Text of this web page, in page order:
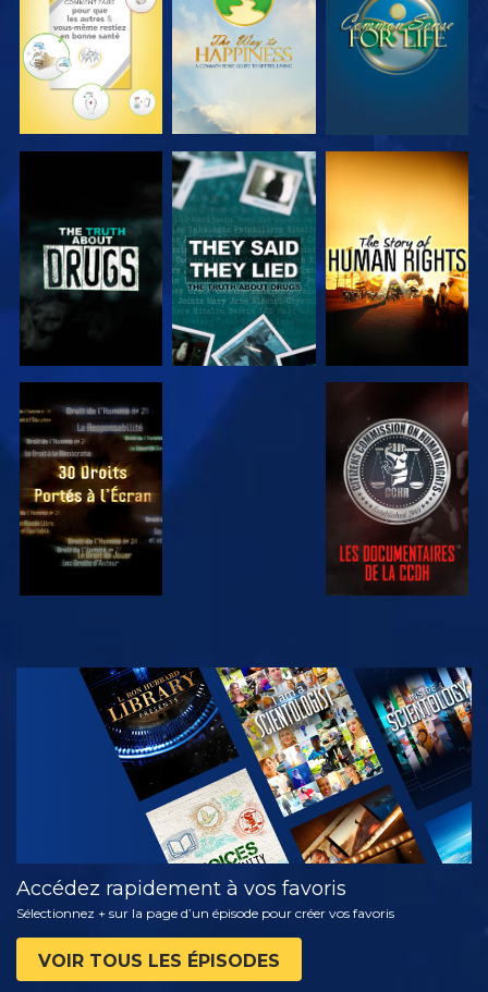
REGARDER REGARDER
REGARDER REGARDER
REGARDER
DÉCOUVRIR
LES SÉRIES
Accédez rapidement à vos favoris
Sélectionnez + sur la page d’un épisode pour créer vos favoris
VOIR TOUS LES ÉPISODES